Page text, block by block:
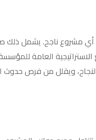
أي مشروع ناجح. يشمل ذلك
العامة
ويقلل من فرص حدوث